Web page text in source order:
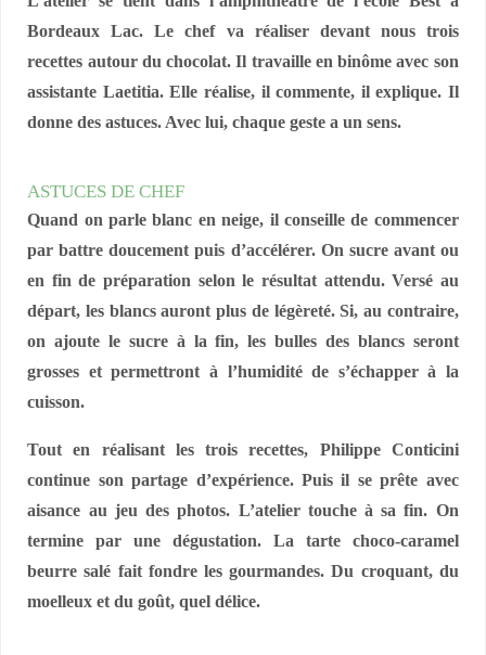
Bordeaux Lac. Le chef va réaliser devant nous trois
recettes autour du chocolat. Il travaille en binôme avec son
assistante Laetitia. Elle réalise, il commente, il explique. Il
donne des astuces. Avec lui, chaque geste a un sens.
ASTUCES DE CHEF
Quand on parle blanc en neige, il conseille de commencer
par battre doucement puis d’accélérer. On sucre avant ou
en fin de préparation selon le résultat attendu. Versé au
départ, les blancs auront plus de légèreté. Si, au contraire,
on ajoute le sucre à la fin, les bulles des blancs seront
grosses et permettront à l’humidité de s’échapper à la
cuisson.
Tout en réalisant les trois recettes, Philippe Conticini
continue son partage d’expérience. Puis il se prête avec
aisance au jeu des photos. L’atelier touche à sa fin. On
termine par une dégustation. La tarte choco-caramel
beurre salé fait fondre les gourmandes. Du croquant, du
moelleux et du goût, quel délice.